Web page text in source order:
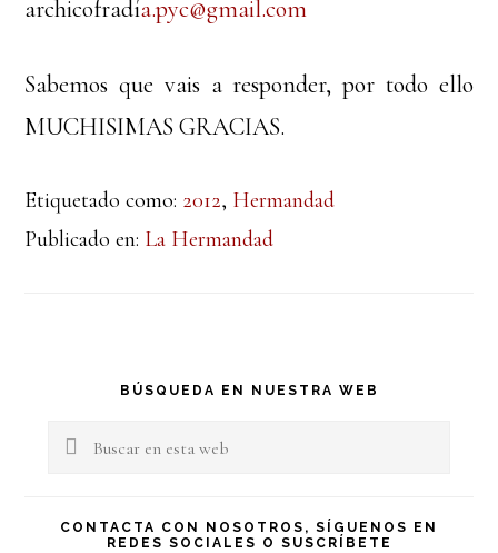
archicofradía.pyc@gmail.com
Sabemos que vais a responder, por todo ello
MUCHISIMAS GRACIAS.
Etiquetado como: 2012, Hermandad
Publicado en: La Hermandad
Barra
lateral
BÚSQUEDA EN NUESTRA WEB
Buscar
esta
CONTACTA CON NOSOTROS, SÍGUENOS EN
REDES SOCIALES O SUSCRÍBETE